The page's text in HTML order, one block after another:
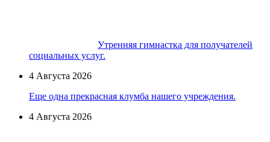
Утренняя гимнастка для получателей
социальных услуг.
4 Августа 2026
Еще одна прекрасная клумба нашего учреждения.
4 Августа 2026